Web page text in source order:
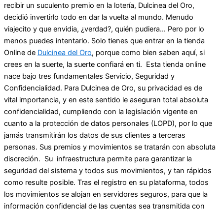
recibir un suculento premio en la lotería, Dulcinea del Oro,
decidió invertirlo todo en dar la vuelta al mundo. Menudo
viajecito y que envidia, ¿verdad?, quién pudiera… Pero por lo
menos puedes intentarlo. Solo tienes que entrar en la tienda
Online de Dulcinea del Oro, porque como bien saben aquí, si
crees en la suerte, la suerte confiará en ti. Esta tienda online
nace bajo tres fundamentales Servicio, Seguridad y
Confidencialidad. Para Dulcinea de Oro, su privacidad es de
vital importancia, y en este sentido le aseguran total absoluta
confidencialidad, cumpliendo con la legislación vigente en
cuanto a la protección de datos personales (LOPD), por lo que
jamás transmitirán los datos de sus clientes a terceras
personas. Sus premios y movimientos se tratarán con absoluta
discreción. Su infraestructura permite para garantizar la
seguridad del sistema y todos sus movimientos, y tan rápidos
como resulte posible. Tras el registro en su plataforma, todos
los movimientos se alojan en servidores seguros, para que la
información confidencial de las cuentas sea transmitida con